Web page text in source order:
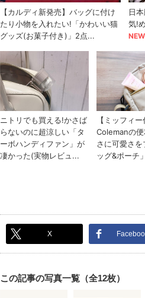
X
この記事の写真一覧（全12枚）